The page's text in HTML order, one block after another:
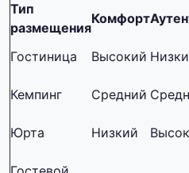
Тип
размещения
Комфорт
Гостиница
Высокий
Кемпинг
Средний
Юрта
Низкий